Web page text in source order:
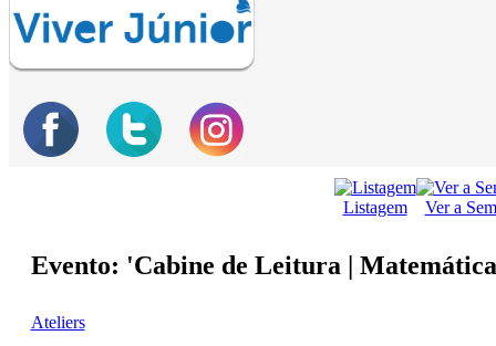
Listagem Ver a
Evento: 'Cabine de Leitura |
Ateliers